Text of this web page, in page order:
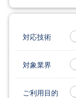
対応技術
対象業界
ご利用目的